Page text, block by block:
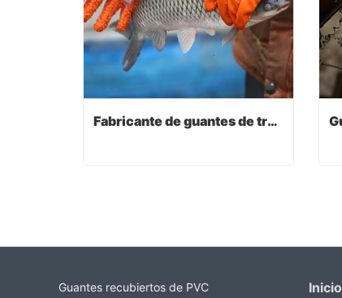
Fabricante de guantes de trabajo
Guantes recubiertos de PVC Inicio